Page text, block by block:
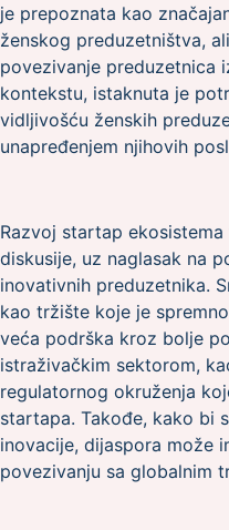
je prepoznata kao
ženskog preduzetništva,
povezivanje preduzetnica
kontekstu, istaknuta je
vidljivošću ženskih
unapređenjem njihovih
Razvoj startap
diskusije, uz naglasak na
inovativnih preduzetnika.
kao tržište koje je
veća podrška kroz bolje
istraživačkim sektorom,
regulatornog okruženja
startapa. Takođe, kako bi
inovacije, dijaspora može
povezivanju sa globalnim